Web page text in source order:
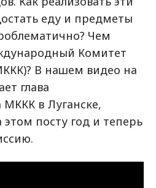
еду и предметы
Чем
Комитет
В нашем видео на
глава
МККК в Луганске,
посту год и теперь